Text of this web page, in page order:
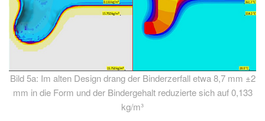
Bild 5a: Im alten Design drang der Binderzerfall etwa 8,7 mm ±2
mm in die Form und der Bindergehalt reduzierte sich auf 0,133
kg/m³